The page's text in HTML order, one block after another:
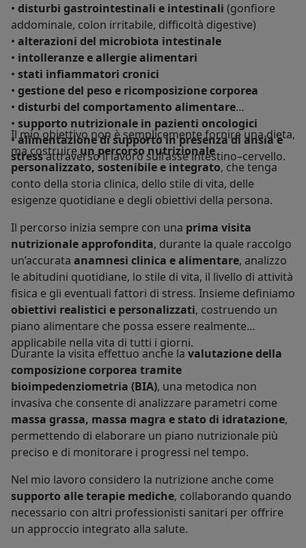
• disturbi gastrointestinali e intestinali (gonfiore
addominale, colon irritabile, difficoltà digestive)
• alterazioni del microbiota intestinale
• intolleranze e allergie alimentari
• stati infiammatori cronici
• gestione del peso e ricomposizione corporea
• disturbi del comportamento alimentare
• supporto nutrizionale in pazienti oncologici
•alimentazione di supporto in presenza di ansia e
stressattraverso il lavoro sull’asse intestino–cervello.
Il mio obiettivo non è semplicemente fornire una dieta,
ma costruireun percorso nutrizionale
personalizzato, sostenibile e integrato, che tenga
conto della storia clinica, dello stile di vita, delle
esigenze quotidiane e degli obiettivi della persona.
Il percorso inizia sempre con una prima visita
nutrizionale approfondita, durante la quale raccolgo
un’accurata anamnesi clinica e alimentare, analizzo
le abitudini quotidiane, lo stile di vita, il livello di attività
fisica e gli eventuali fattori di stress. Insieme definiamo
obiettivi realistici e personalizzati, costruendo un
piano alimentare che possa essere realmente
applicabile nella vita di tutti i giorni.
Durante la visita effettuo anche la valutazione della
composizione corporea tramite
bioimpedenziometria (BIA), una metodica non
invasiva che consente di analizzare parametri come
massa grassa, massa magra e stato di idratazione,
permettendo di elaborare un piano nutrizionale più
preciso e di monitorare i progressi nel tempo.
Nel mio lavoro considero la nutrizione anche come
supporto alle terapie mediche, collaborando quando
necessario con altri professionisti sanitari per offrire
un approccio integrato alla salute.